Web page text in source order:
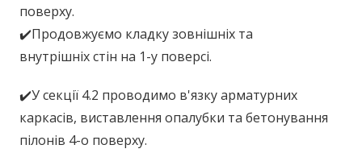
поверху.
✔️Продовжуємо кладку зовнішніх та
внутрішніх стін на 1-у поверсі.
✔️У секції 4.2 проводимо в'язку арматурних
каркасів, виставлення опалубки та бетонування
пілонів 4-о поверху.